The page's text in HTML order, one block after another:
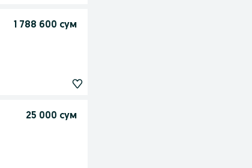
1 788 600 сум
25 000 сум